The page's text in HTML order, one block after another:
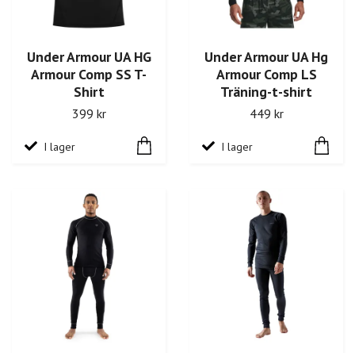
Under Armour UA HG
Armour Comp SS T-
Shirt
399 kr
I lager
Under Armour UA Hg
Armour Comp LS
Träning-t-shirt
449 kr
I lager